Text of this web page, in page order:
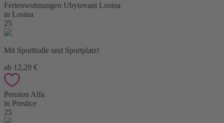
Ferienwohnungen Ubytovani Losina
in Losina
25
Mit Sporthalle und Sportplatz!
ab 12,20 €
Pension Alfa
in Prestice
25